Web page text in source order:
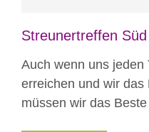
Streunertreffen Süd
Auch wenn uns jeden
erreichen und wir das
müssen wir das